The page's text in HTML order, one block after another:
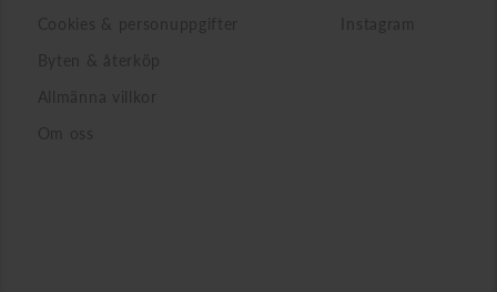
Instagram
Cookies & personuppgifter
Byten & återköp
Allmänna villkor
Om oss